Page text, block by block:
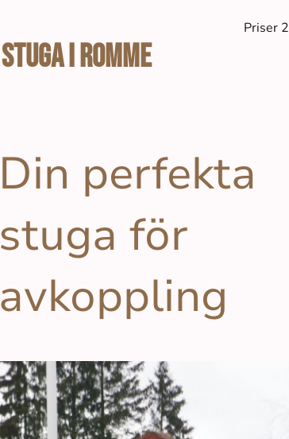
Stuga I Romme
Priser
Din perfekta
stuga för
avkoppling